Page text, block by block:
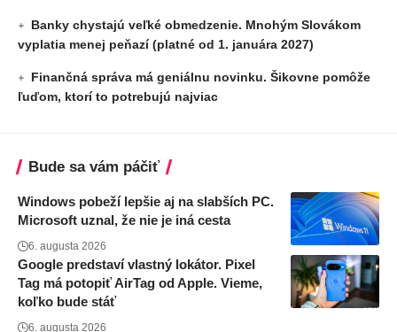
Banky chystajú veľké obmedzenie. Mnohým Slovákom
vyplatia menej peňazí (platné od 1. januára 2027)
Finančná správa má geniálnu novinku. Šikovne pomôže
ľuďom, ktorí to potrebujú najviac
Bude sa vám páčiť
Windows pobeží lepšie aj na slabších PC.
Microsoft uznal, že nie je iná cesta
6. augusta 2026
Google predstaví vlastný lokátor. Pixel
Tag má potopiť AirTag od Apple. Vieme,
koľko bude stáť
6. augusta 2026